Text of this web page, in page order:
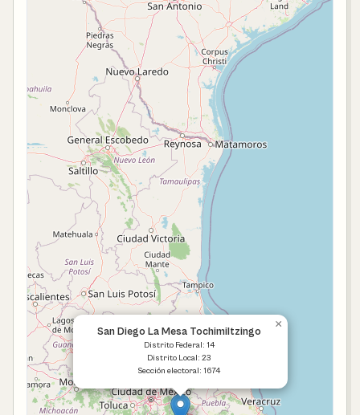
San Diego La Mesa Tochimiltzingo
Distrito Federal: 14
Distrito Local: 23
Sección electoral: 1674
×